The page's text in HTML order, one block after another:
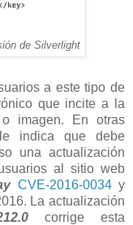
de Silverlight
a este tipo de
que incite a la
imagen. En otras
indica que debe
una actualización
al sitio web
CVE-2016-0034y
La actualización
corrige esta